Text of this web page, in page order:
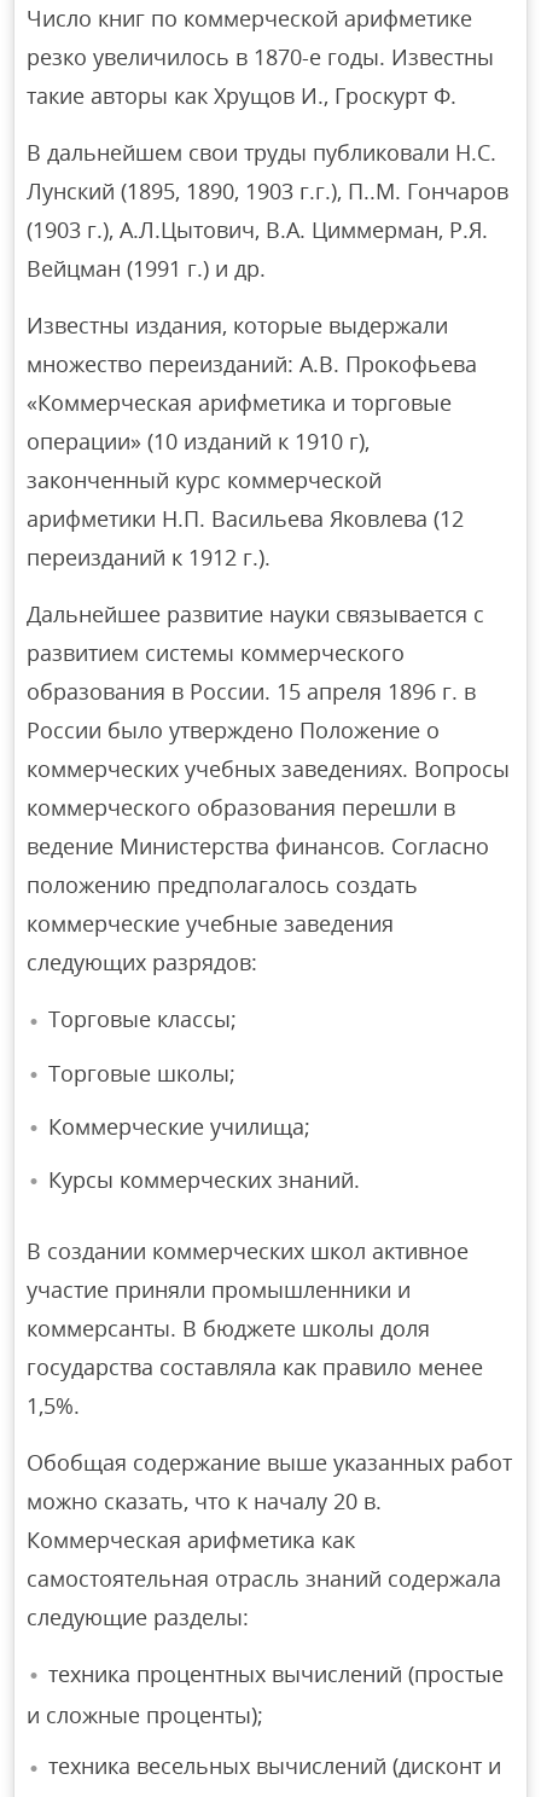
Число книг по коммерческой арифметике
резко увеличилось в 1870-е годы. Известны
такие авторы как Хрущов И., Гроскурт Ф.
В дальнейшем свои труды публиковали Н.С.
Лунский (1895, 1890, 1903 г.г.), П..М. Гончаров
(1903 г.), А.Л.Цытович, В.А. Циммерман, Р.Я.
Вейцман (1991 г.) и др.
Известны издания, которые выдержали
множество переизданий: А.В. Прокофьева
«Коммерческая арифметика и торговые
операции» (10 изданий к 1910 г),
законченный курс коммерческой
арифметики Н.П. Васильева Яковлева (12
переизданий к 1912 г.).
Дальнейшее развитие науки связывается с
развитием системы коммерческого
образования в России. 15 апреля 1896 г. в
России было утверждено Положение о
коммерческих учебных заведениях. Вопросы
коммерческого образования перешли в
ведение Министерства финансов. Согласно
положению предполагалось создать
коммерческие учебные заведения
следующих разрядов:
Торговые классы;
Торговые школы;
Коммерческие училища;
Курсы коммерческих знаний.
В создании коммерческих школ активное
участие приняли промышленники и
коммерсанты. В бюджете школы доля
государства составляла как правило менее
1,5%.
Обобщая содержание выше указанных работ
можно сказать, что к началу 20 в.
Коммерческая арифметика как
самостоятельная отрасль знаний содержала
следующие разделы:
техника процентных вычислений (простые
и сложные проценты);
техника весельных вычислений (дисконт и